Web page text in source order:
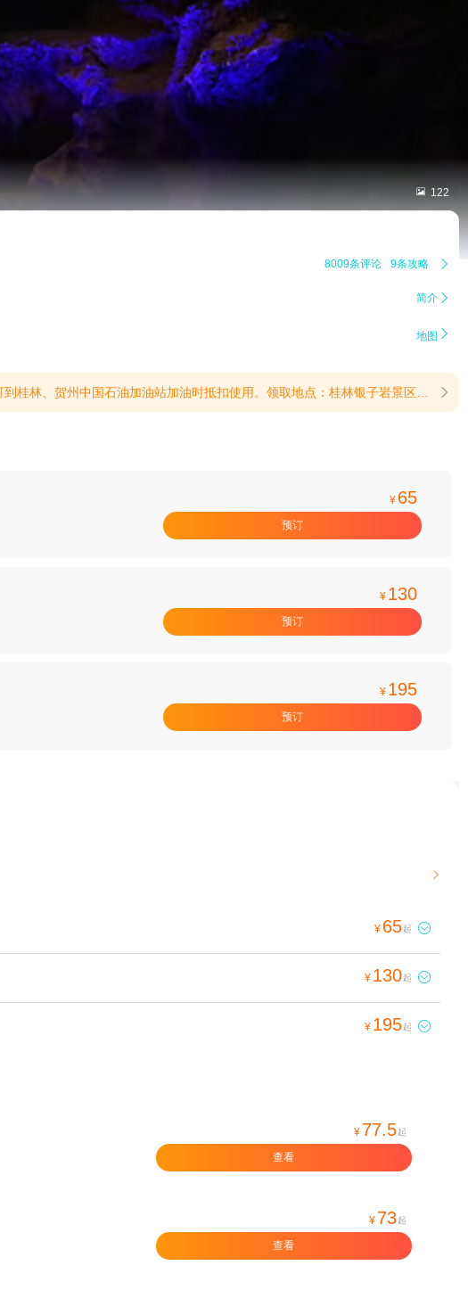
 122
8009条评论 9条攻略 
简介 
地图 
加油时抵扣使用。领取地点：桂林银子岩景区售票处(提示有效期2026/6/18至2026/8/31) 
¥ 65
预订
¥ 130
预订
¥ 195
预订

¥ 65起 
¥ 130起 
¥ 195起 
¥ 77.5 起
查看
¥ 73 起
查看